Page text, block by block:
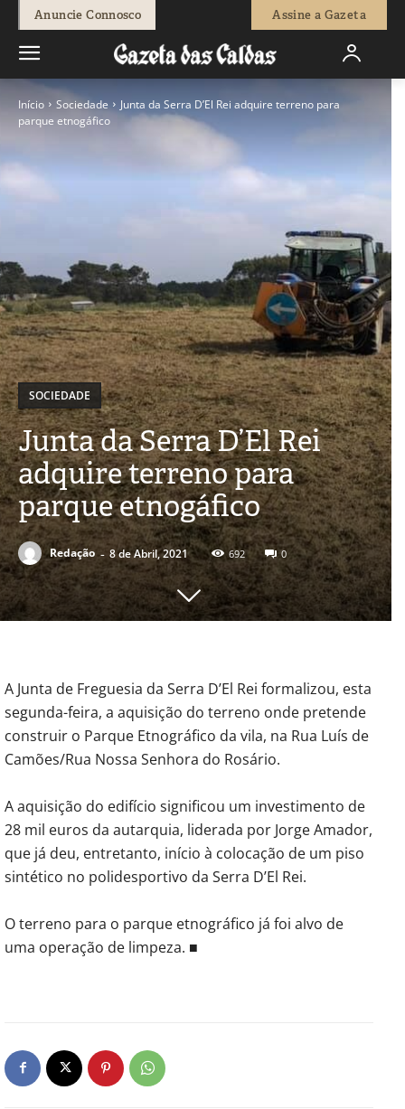
Anuncie Connosco Assine a Gazeta
Início Sociedade
Junta da Serra D’El Rei adquire terreno para
parque etnogáfico
SOCIEDADE
Junta da Serra D’El Rei
adquire terreno para
parque etnogáfico
Redação - 8 de Abril, 2021 692 0
A Junta de Freguesia da Serra D’El Rei formalizou, esta
segunda-feira, a aquisição do terreno onde pretende
construir o Parque Etnográfico da vila, na Rua Luís de
Camões/Rua Nossa Senhora do Rosário.
A aquisição do edifício significou um investimento de
28 mil euros da autarquia, liderada por Jorge Amador,
que já deu, entretanto, início à colocação de um piso
sintético no polidesportivo da Serra D’El Rei.
O terreno para o parque etnográfico já foi alvo de
uma operação de limpeza. ■